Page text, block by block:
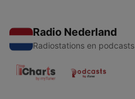
Radio Nederland
Radiostations en podcasts